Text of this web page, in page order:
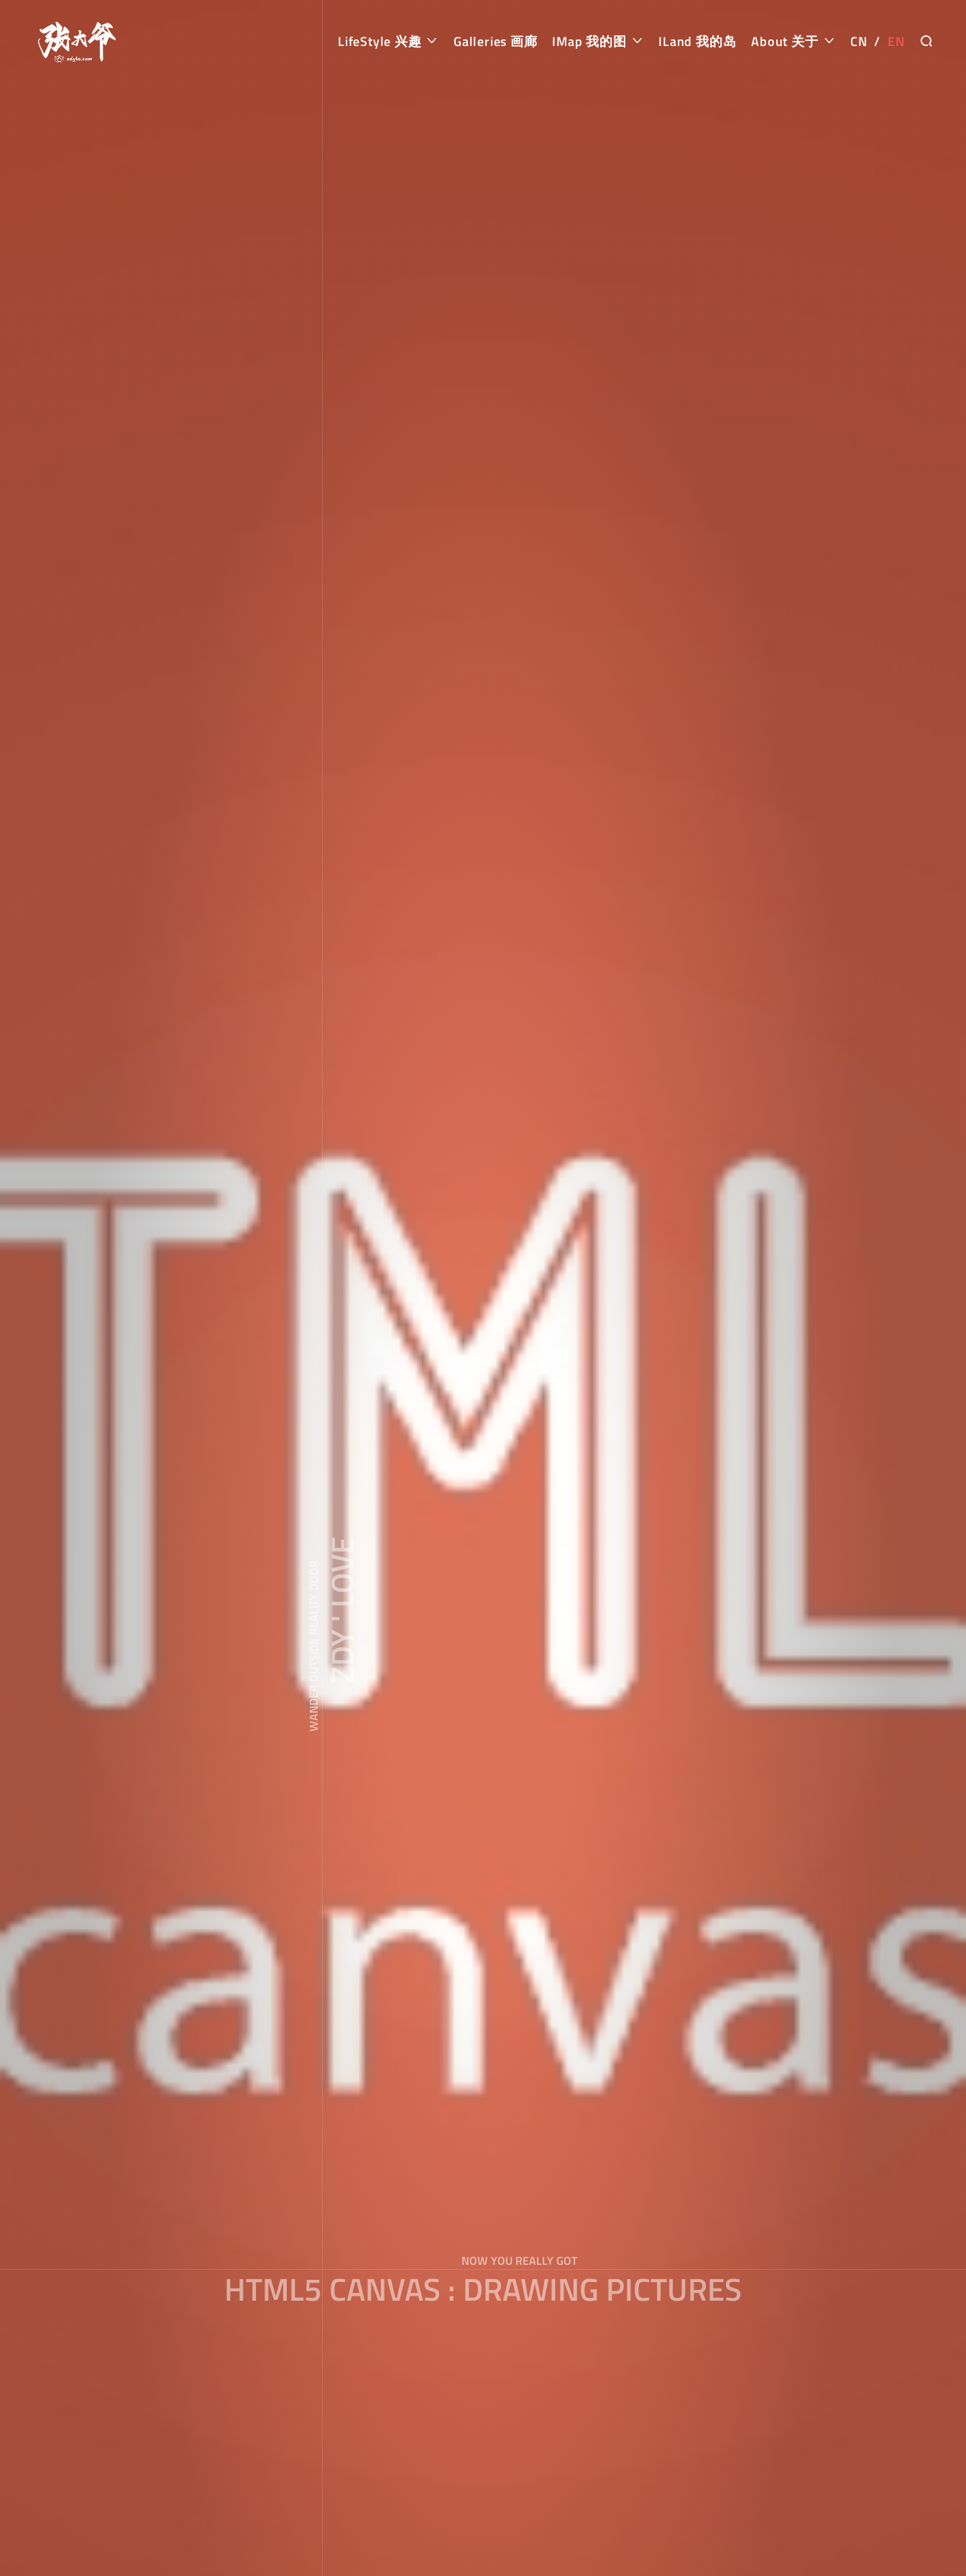
LifeStyle 兴趣 Galleries 画廊 IMap 我的图 ILand 我的岛 About 关于 CN / EN
WANDER OUTSIDE REALITY DOORZDY ' LOVE
NOW YOU REALLY GOT
HTML5 CANVAS : DRAWING PICTURES